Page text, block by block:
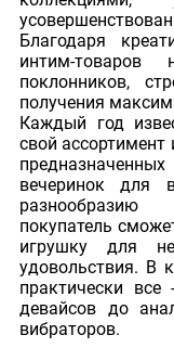
Благодаря
интим-товаров
поклонников,
получения
Каждый год
свой ассортимент
вечеринок для
покупатель
игрушку для
удовольствия. В
практически
девайсов до
вибраторов.